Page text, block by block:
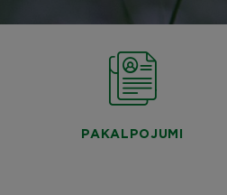
PAKALPOJUMI